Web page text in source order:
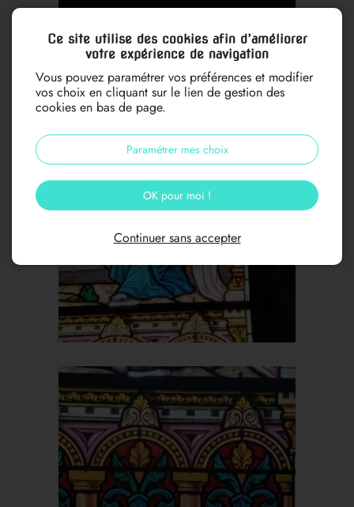
Ce site utilise des cookies afin d’améliorer
votre expérience de navigation
Vous pouvez paramétrer vos préférences et modifier
vos choix en cliquant sur le lien de gestion des
cookies en bas de page.
Paramétrer mes choix
OK pour moi !
Continuer sans accepter